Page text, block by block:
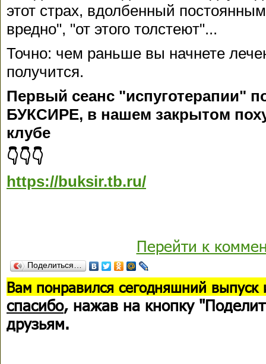
этот страх, вдолбенный
вредно", "от этого толстеют"...
Точно: чем раньше вы начнете
получится.
Первый сеанс "испуготерапии"
БУКСИРЕ, в нашем закрытом
клубе
👇👇👇
https://buksir.tb.ru/
Перейти к
Поделиться…
Вам понравился сегодняшний выпуск
спасибо, нажав на кнопку
друзьям.